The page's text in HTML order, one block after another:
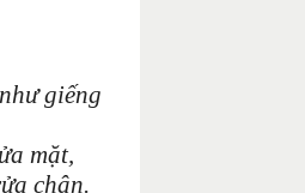
giếng
mặt,
chân.